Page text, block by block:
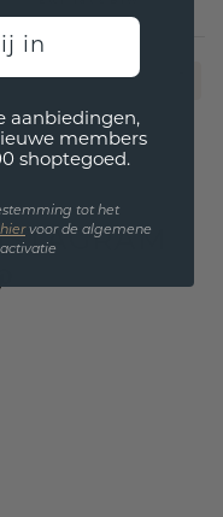
in
aanbiedingen,
members
shoptegoed.
tot het
rvoor de algemene